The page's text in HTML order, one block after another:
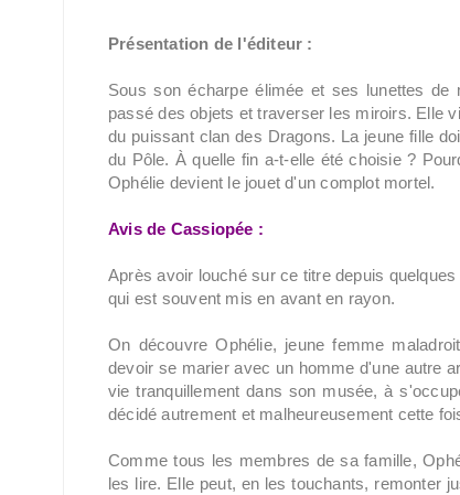
Présentation de l'éditeur :
Sous son écharpe élimée et ses lunettes
passé des objets et traverser les miroirs. Elle
du puissant clan des Dragons. La jeune fille
du Pôle. À quelle fin a-t-elle été choisie ?
Ophélie devient le jouet d'un complot mortel.
Avis de Cassiopée :
Après avoir louché sur ce titre depuis
qui est souvent mis en avant en rayon.
On découvre Ophélie, jeune femme
devoir se marier avec un homme d'une autre
vie tranquillement dans son musée, à
décidé autrement et malheureusement cette
Comme tous les membres de sa famille,
les lire. Elle peut, en les touchants, remonter